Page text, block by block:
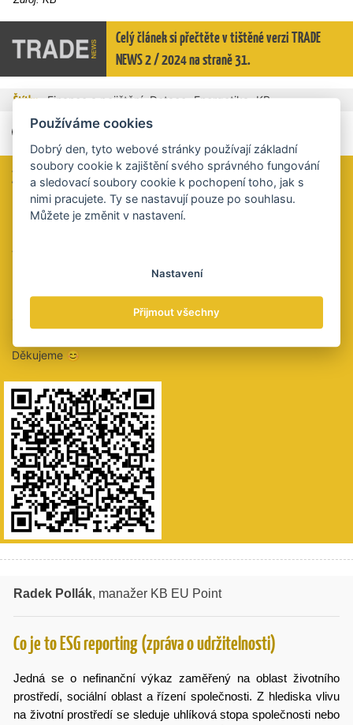
Celý článek si přečtěte v tištěné verzi TRADE
NEWS 2 / 2024 na straně 31.
Štítky Finance a pojištění,Dotace,Energetika,KB
Zaujal vás tento článek?
Určitě jste si všimli, že u nás ani za čtení celých článků nic
neúčtujeme a že vás neobtěžujeme vyskakovacími okny
Velmi bychom ocenili, kdybyste nás na oplátku podpořili
peněžitým darem na tento účet:
2021853028/5500
QR kód obsahuje údaje k platbě. Výše částky je na vás,
Děkujeme 😊
Radek Pollák, manažer KB EU Point
Co je to ESG reporting (zpráva o udržitelnosti)
Jedná se o nefinanční výkaz zaměřený na oblast životního
prostředí, sociální oblast a řízení společnosti. Z hlediska vlivu
na životní prostředí se sleduje uhlíková stopa společnosti nebo
Používáme cookies
Dobrý den, tyto webové stránky používají základní
soubory cookie k zajištění svého správného fungování
a sledovací soubory cookie k pochopení toho, jak s
nimi pracujete. Ty se nastavují pouze po souhlasu.
Můžete je změnit v nastavení.
Nastavení
Přijmout všechny